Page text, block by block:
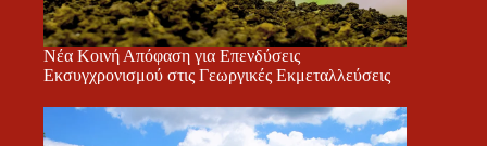
Νέα Κοινή Απόφαση για Επενδύσεις
Εκσυγχρονισμού στις Γεωργικές Εκμεταλλεύσεις